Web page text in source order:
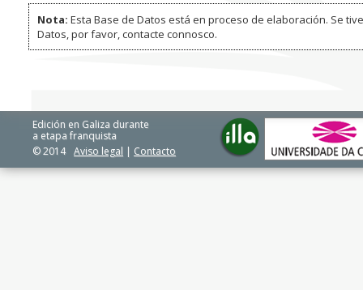
Nota: Esta Base de Datos está en proceso de elaboración. Se
Datos, por favor, contacte connosco.
Edición en Galiza durante
a etapa franquista
© 2014 Aviso legal | Contacto